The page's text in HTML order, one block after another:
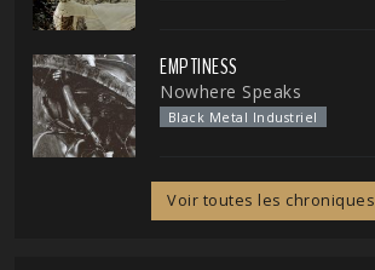
EMPTINESS
Nowhere Speaks
Black Metal Industriel
Voir toutes les chroniques